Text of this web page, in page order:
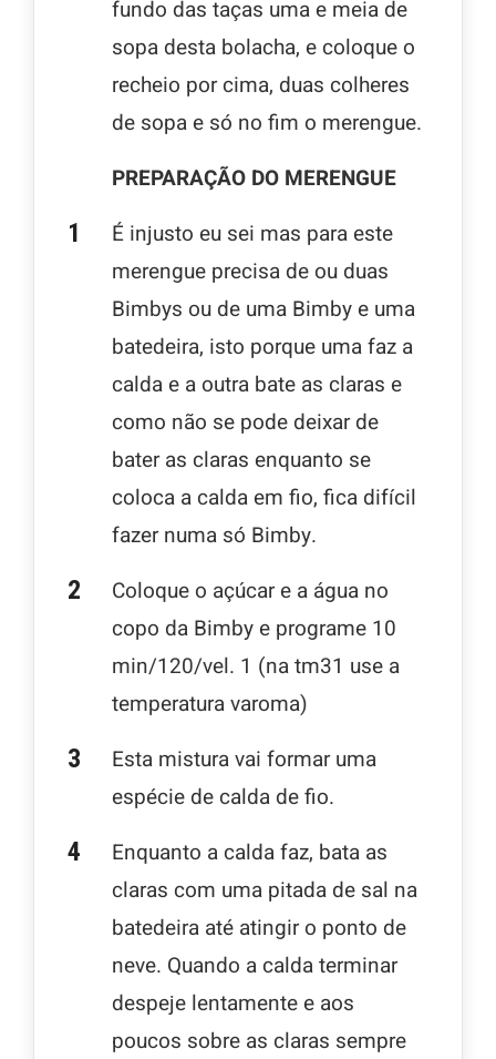
fundo das taças uma e meia de
sopa desta bolacha, e coloque o
recheio por cima, duas colheres
de sopa e só no fim o merengue.
PREPARAÇÃO DO MERENGUE
É injusto eu sei mas para este
merengue precisa de ou duas
Bimbys ou de uma Bimby e uma
batedeira, isto porque uma faz a
calda e a outra bate as claras e
como não se pode deixar de
bater as claras enquanto se
coloca a calda em fio, fica difícil
fazer numa só Bimby.
Coloque o açúcar e a água no
copo da Bimby e programe 10
min/120/vel. 1 (na tm31 use a
temperatura varoma)
Esta mistura vai formar uma
espécie de calda de fio.
Enquanto a calda faz, bata as
claras com uma pitada de sal na
batedeira até atingir o ponto de
neve. Quando a calda terminar
despeje lentamente e aos
poucos sobre as claras sempre